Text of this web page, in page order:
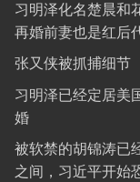
习明泽化名楚晨和
再婚前妻也是红后
张又侠被抓捕细节
习明泽已经定居美
婚
被软禁的胡锦涛已
之间，习近平开始